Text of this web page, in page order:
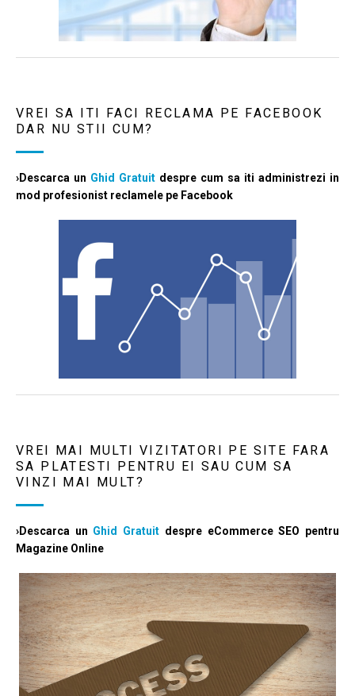
VREI SA ITI FACI RECLAMA PE FACEBOOK
DAR NU STII CUM?
›Descarca un Ghid Gratuit despre cum sa iti administrezi in
mod profesionist reclamele pe Facebook
VREI MAI MULTI VIZITATORI PE SITE FARA
SA PLATESTI PENTRU EI SAU CUM SA
VINZI MAI MULT?
›Descarca un Ghid Gratuit despre eCommerce SEO pentru
Magazine Online